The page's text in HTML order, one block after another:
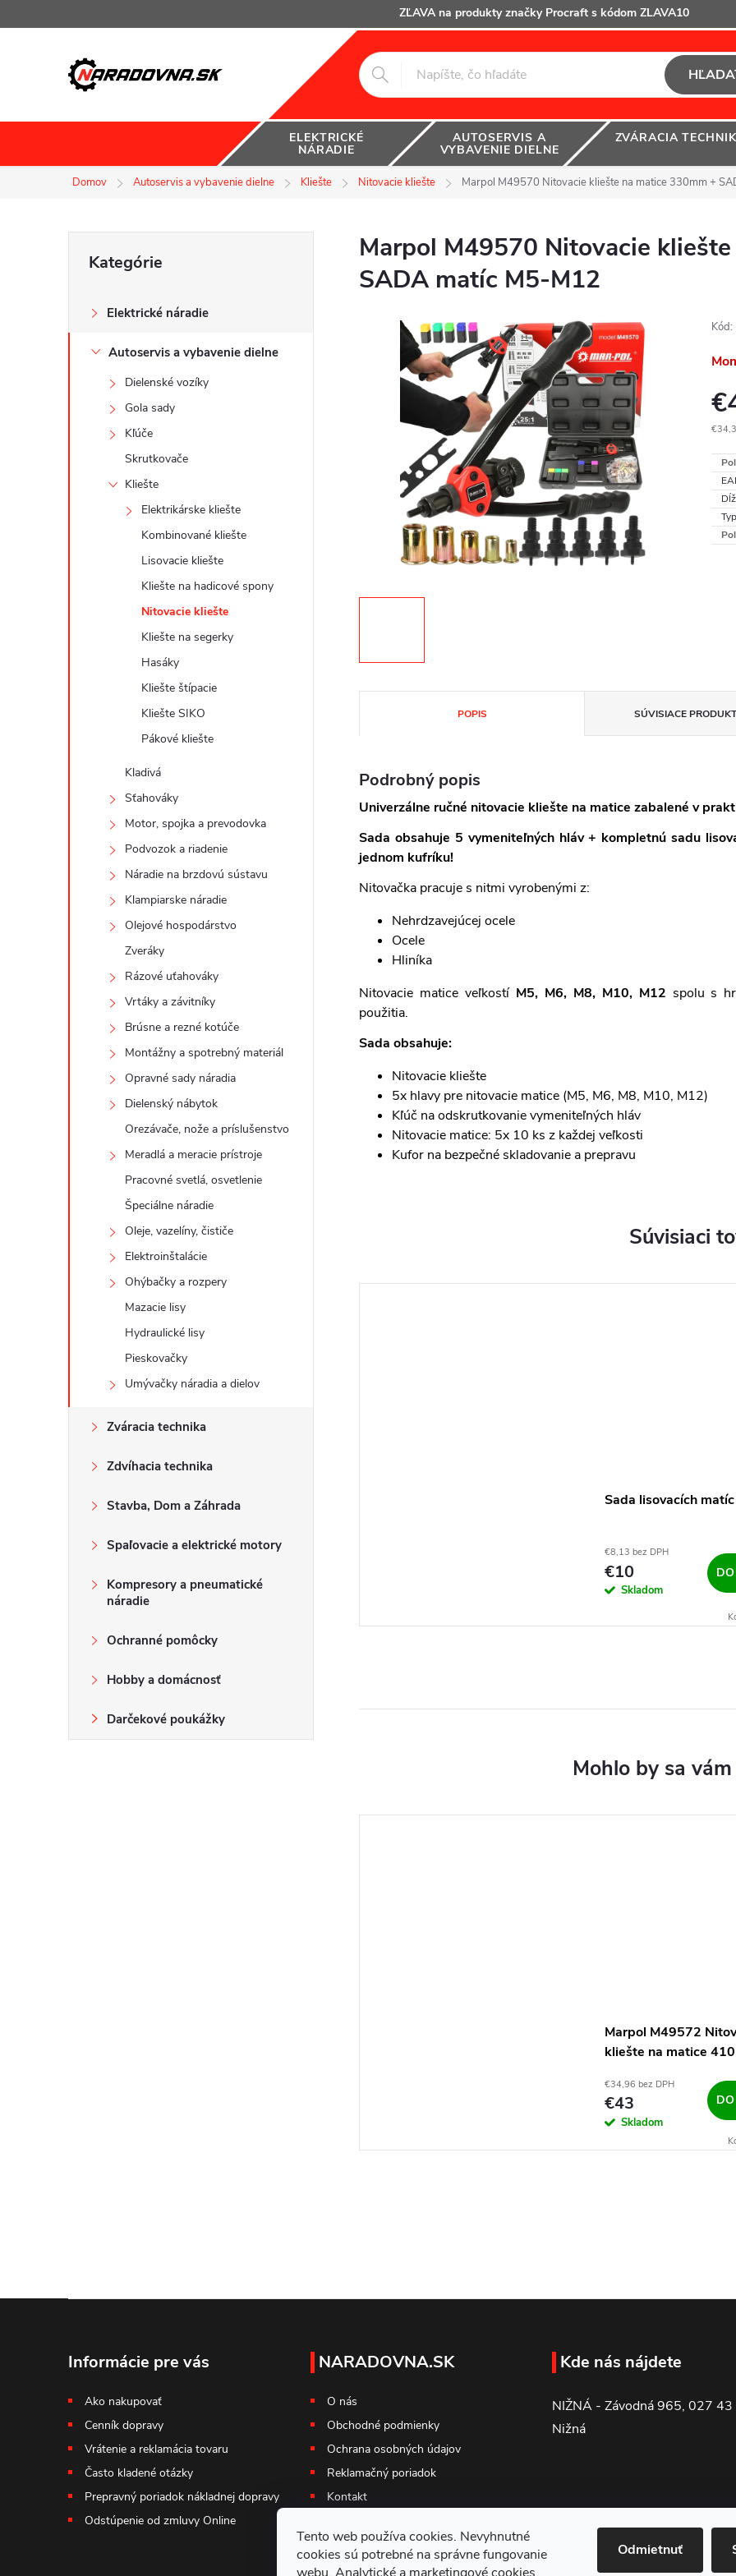
Tento web používa cookies. Nevyhnutné
cookies sú potrebné na správne fungovanie
Odmietnuť
na
ZĽAVA na produkty značky Procraft s kódom ZLAVA10
ELEKTRICKÉ
NÁRADIE
AUTOSERVIS A
VYBAVENIE DIELNE
ZVÁRACIA
Domov Autoservis a vybavenie dielne Kliešte Nitovacie kliešte Marpol M49570 Nitovacie kliešte na matice 330mm +
č
kategórie
Kategórie
Elektrické náradie
Autoservis a vybavenie dielne
Dielenské vozíky
Gola sady
Kľúče
Skrutkovače
Kliešte
Elektrikárske kliešte
Kombinované kliešte
Lisovacie kliešte
Kliešte na hadicové spony
Nitovacie kliešte
Kliešte na segerky
Hasáky
Kliešte štípacie
Kliešte SIKO
Pákové kliešte
Kladivá
Sťahováky
Motor, spojka a prevodovka
Podvozok a riadenie
Náradie na brzdovú sústavu
Klampiarske náradie
Olejové hospodárstvo
Zveráky
Rázové uťahováky
Vrtáky a závitníky
Brúsne a rezné kotúče
Montážny a spotrebný materiál
Opravné sady náradia
Dielenský nábytok
Orezávače, nože a príslušenstvo
Meradlá a meracie prístroje
Pracovné svetlá, osvetlenie
Špeciálne náradie
Oleje, vazelíny, čističe
Elektroinštalácie
Ohýbačky a rozpery
Mazacie lisy
Hydraulické lisy
Pieskovačky
Umývačky náradia a dielov
Zváracia technika
Zdvíhacia technika
Stavba, Dom a Záhrada
Spaľovacie a elektrické motory
Kompresory a pneumatické
náradie
Ochranné pomôcky
Hobby a domácnosť
Darčekové poukážky
Marpol M49570 Nitovacie
SADA matíc M5-M12
Kód:
cena:
POPIS SÚVISIACE
Podrobný popis
Univerzálne ručné nitovacie kliešte na matice zabalené v
Sada obsahuje 5 vymeniteľných hláv + kompletnú sadu
jednom kufríku!
Nitovačka pracuje s nitmi vyrobenými z:
Nehrdzavejúcej ocele
Ocele
Hliníka
Nitovacie matice veľkostí M5, M6, M8, M10, M12 spolu s
použitia.
Sada obsahuje:
Nitovacie kliešte
5x hlavy pre nitovacie matice (M5, M6, M8, M10, M12)
Kľúč na odskrutkovanie vymeniteľných hláv
Nitovacie matice: 5x 10 ks z každej veľkosti
Kufor na bezpečné skladovanie a prepravu
Súvisiaci
Sada lisovacích
€8,13 bez DPH
€10
Skladom
Marpol M49572
kliešte na matice
€34,96 bez DPH
€43
Skladom
Informácie pre vás
Ako nakupovať
Cenník dopravy
Vrátenie a reklamácia tovaru
Často kladené otázky
Prepravný poriadok nákladnej dopravy
Odstúpenie od zmluvy Online
NARADOVNA.SK
O nás
Obchodné podmienky
Ochrana osobných údajov
Reklamačný poriadok
Kontakt
Kde nás nájdete
NIŽNÁ - Závodná 965, 027 43
Nižná